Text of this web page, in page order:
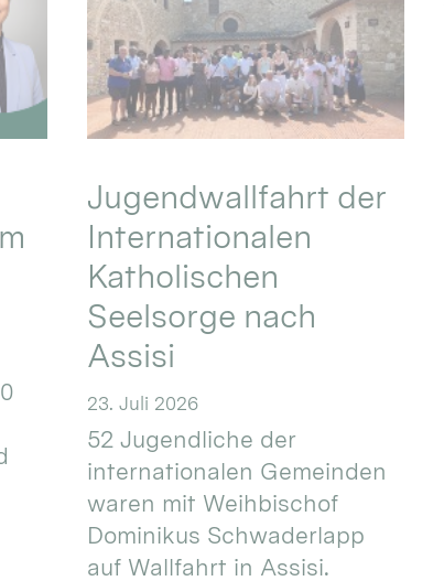
Jugendwallfahrt der
Internationalen
Katholischen
Seelsorge nach
Assisi
23. Juli 2026
52 Jugendliche der
internationalen Gemeinden
waren mit Weihbischof
Dominikus Schwaderlapp
auf Wallfahrt in Assisi.